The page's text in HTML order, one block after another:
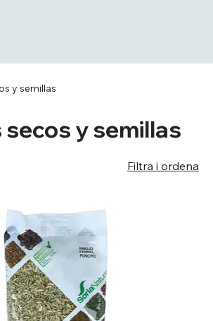
y semillas
y semillas
Filtra i ordena